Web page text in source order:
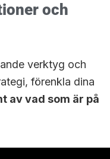
och
verktyg och
förenkla dina
av vad som är på